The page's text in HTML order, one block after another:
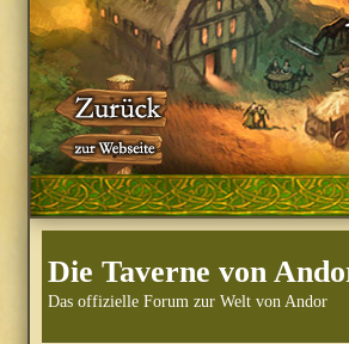
Die Taverne von
Das offizielle Forum zur Welt von Andor